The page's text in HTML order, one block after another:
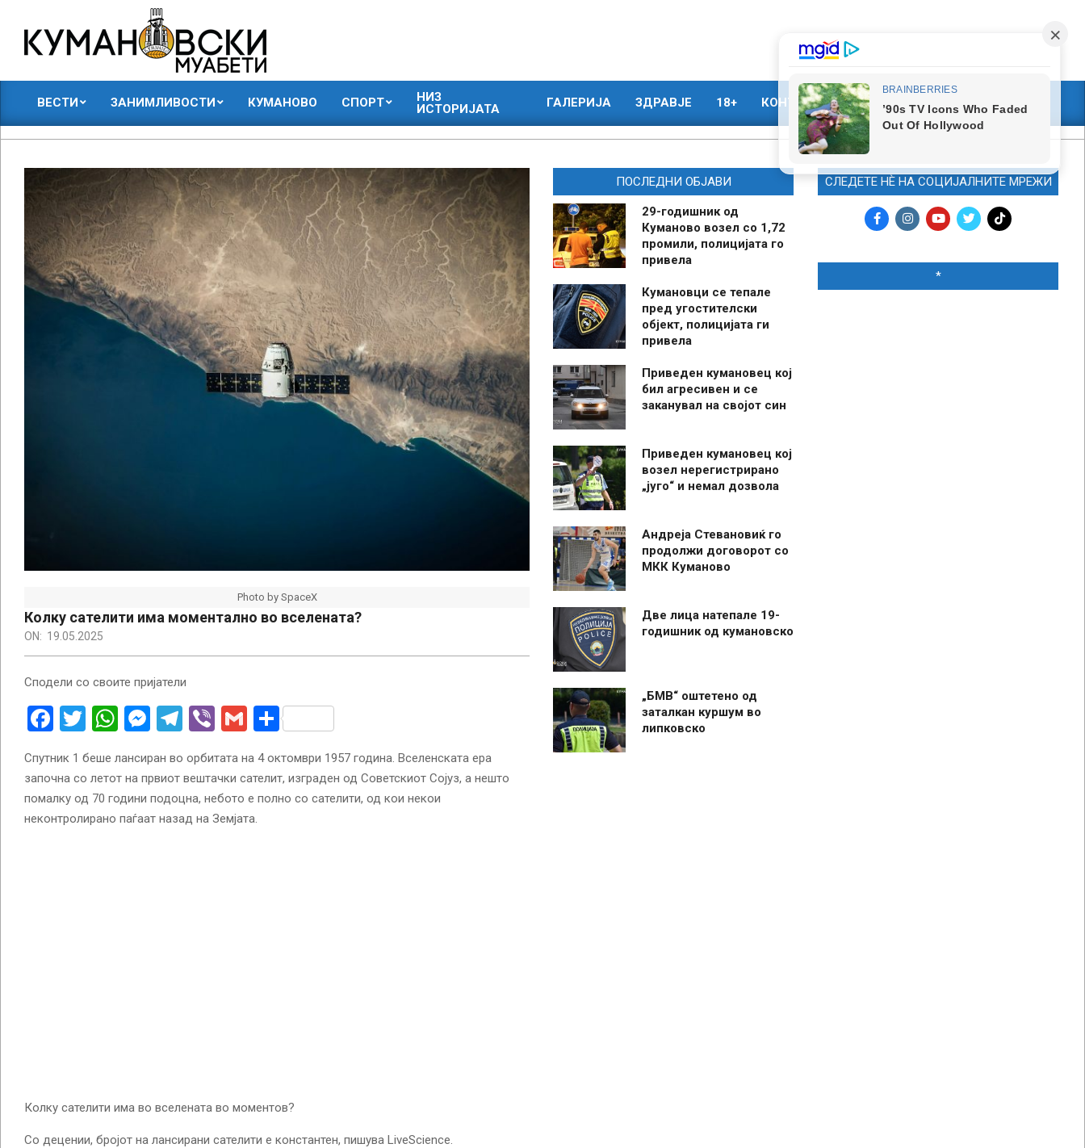
content
КУМАНОВСКИ
МУАБЕТИ
ВЕСТИ ЗАНИМЛИВОСТИ КУМАНОВО СПОРТ
НИЗ
ИСТОРИЈАТА
ГАЛЕРИЈА ЗДРАВЈЕ 18+ КОНТАКТ МАРКЕТИНГ
Photo by SpaceX
Колку сателити има моментално во вселената?
ON: 19.05.2025
Сподели со своите пријатели
Facebook
Twitter
WhatsApp
Messenger
Telegram
ViberGmailShare
Спутник 1 беше лансиран во орбитата на 4 октомври 1957 година. Вселенската ера
започна со летот на првиот вештачки сателит, изграден од Советскиот Сојуз, а нешто
помалку од 70 години подоцна, небото е полно со сателити, од кои некои
неконтролирано паѓаат назад на Земјата.
Колку сателити има во вселената во моментов?
Со децении, бројот на лансирани сателити е константен, пишува LiveScience.
ПОСЛЕДНИ ОБЈАВИ
29-годишник од
Куманово возел со 1,72
промили, полицијата го
привела
Кумановци се тепале
пред угостителски
објект, полицијата ги
привела
Приведен кумановец кој
бил агресивен и се
заканувал на својот син
Приведен кумановец кој
возел нерегистрирано
„југо“ и немал дозвола
Андреја Стевановиќ го
продолжи договорот со
МКК Куманово
Две лица натепале 19-
годишник од кумановско
„БМВ“ оштетено од
заталкан куршум во
липковско
СЛЕДЕТЕ НЀ НА СОЦИЈАЛНИТЕ МРЕЖИ
*